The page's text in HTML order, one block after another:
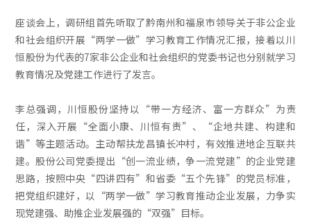
座谈会上，调研组首先听取了黔南州和福泉市领导关于非公企业
和社会组织开展“两学一做”学习教育工作情况汇报，接着以川
恒股份为代表的7家非公企业和社会组织的党委书记也分别就学习
教育情况及党建工作进行了发言。
李总强调，川恒股份坚持以“带一方经济、富一方群众”为责
任，深入开展“全面小康、川恒有责”、“企地共建、构建和
谐”等主题活动。主动帮扶龙昌镇长冲村，有效推进地企互联共
建。股份公司党委提出“创一流业绩，争一流党建”的企业党建
思路，按照中央“四讲四有”和省委“五个先锋”的党员标准，
把党组织建好，以“两学一做”学习教育推动企业发展，力争实
现党建强、助推企业发展强的“双强”目标。